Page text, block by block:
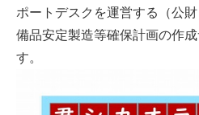
ポートデスクを運営する（公
備品安定製造等確保計画の作
す。